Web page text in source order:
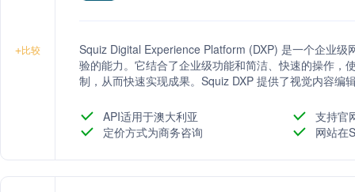
+比较
Squiz Digital Experience Platform (DXP) 是一个企业
验的能力。它结合了企业级功能和简洁、快速的操作，
制，从而快速实现成果。Squiz DXP 提供了视觉内容编
和医疗保健等关键服务领域。
API适用于澳大利亚
支持官
定价方式为商务咨询
网站在